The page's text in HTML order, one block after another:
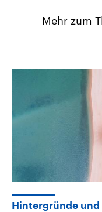
Mehr zum
Hintergründe und